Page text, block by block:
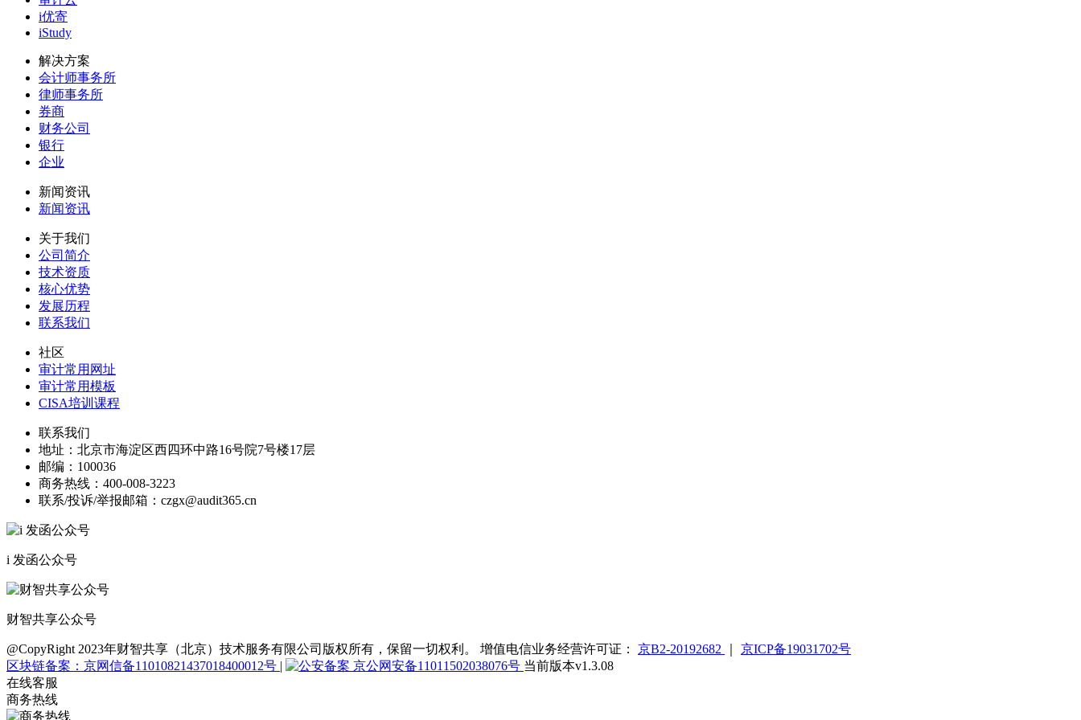
i优寄
iStudy
解决方案
会计师事务所
律师事务所
券商
财务公司
银行
企业
新闻资讯
新闻资讯
关于我们
公司简介
技术资质
核心优势
发展历程
联系我们
社区
审计常用网址
审计常用模板
CISA培训课程
联系我们
地址： 北京市海淀区西四环中路16号院7号楼17层
邮编： 100036
商务热线： 400-008-3223
联系/投诉/举报邮箱： czgx@audit365.cn
i 发函公众号
财智共享公众号
@CopyRight 2023年财智共享（北京）技术服务有限公司版权所有，保留一切权利。 增值电信业务经营许可证： 京B2-20192682
京ICP备19031702号
区块链备案：京网信备11010821437018400012号 | 京公网安备11011502038076号 当前版本v1.3.08
在线客服
商务热线